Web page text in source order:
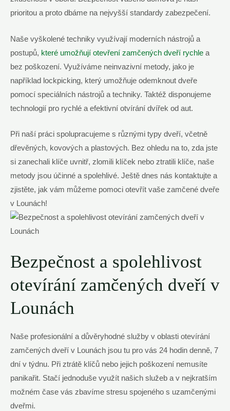
prioritou a proto dbáme na nejvyšší standardy zabezpečení.
Naše vyškolené techniky využívají moderních nástrojů a
postupů, které umožňují otevření zamčených dveří rychle a
bez poškození. Využíváme neinvazivní metody, jako je
například lockpicking, který umožňuje odemknout dveře
pomocí speciálních nástrojů a techniky. Taktéž disponujeme
technologií pro rychlé a efektivní otvírání dvířek od aut.
Při naší práci spolupracujeme s různými typy dveří, včetně
dřevěných, kovových a plastových. Bez ohledu na to, zda jste
si zanechali klíče uvnitř, zlomili klíček nebo ztratili klíče, naše
metody jsou účinné a spolehlivé. Ještě dnes nás kontaktujte a
zjistěte, jak vám můžeme pomoci otevřít vaše zamčené dveře
v Lounách!
Bezpečnost a spolehlivost
otevírání zamčených dveří v
Lounách
Naše profesionální a důvěryhodné služby v oblasti otevírání
zamčených dveří v Lounách jsou tu pro vás 24 hodin denně, 7
dní v týdnu. Při ztrátě klíčů nebo jejich poškození nemusíte
panikařit. Stačí jednoduše využít našich služeb a v nejkratším
možném čase vás zbavíme stresu spojeného s uzamčenými
dveřmi.